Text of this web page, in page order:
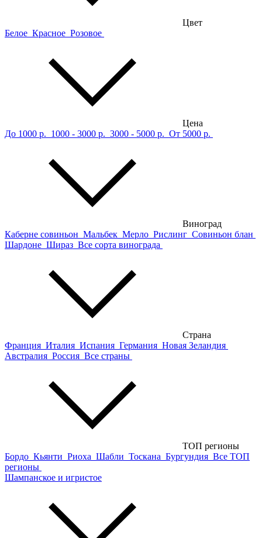
Цвет
Белое Красное Розовое
Цена
До 1000 р. 1000 - 3000 р. 3000 - 5000 р. От 5000 р.
Виноград
Каберне совиньон Мальбек Мерло Рислинг Совиньон блан
Шардоне Шираз Все сорта винограда
Страна
Франция Италия Испания Германия Новая Зеландия
Австралия Россия Все страны
ТОП регионы
Бордо Кьянти Риоха Шабли Тоскана Бургундия Все ТОП
регионы
Шампанское и игристое